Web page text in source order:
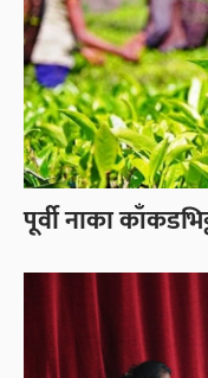
पूर्वी नाका